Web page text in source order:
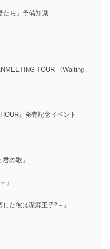
たち』予備知識
TOUR 〈Waiting
』発売記念イベント
の歌』
』
た彼は潔癖王子⁉～』